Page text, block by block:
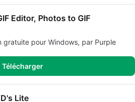
Editor, Photos to GIF
gratuite pour Windows, par Purple
Télécharger
Lite